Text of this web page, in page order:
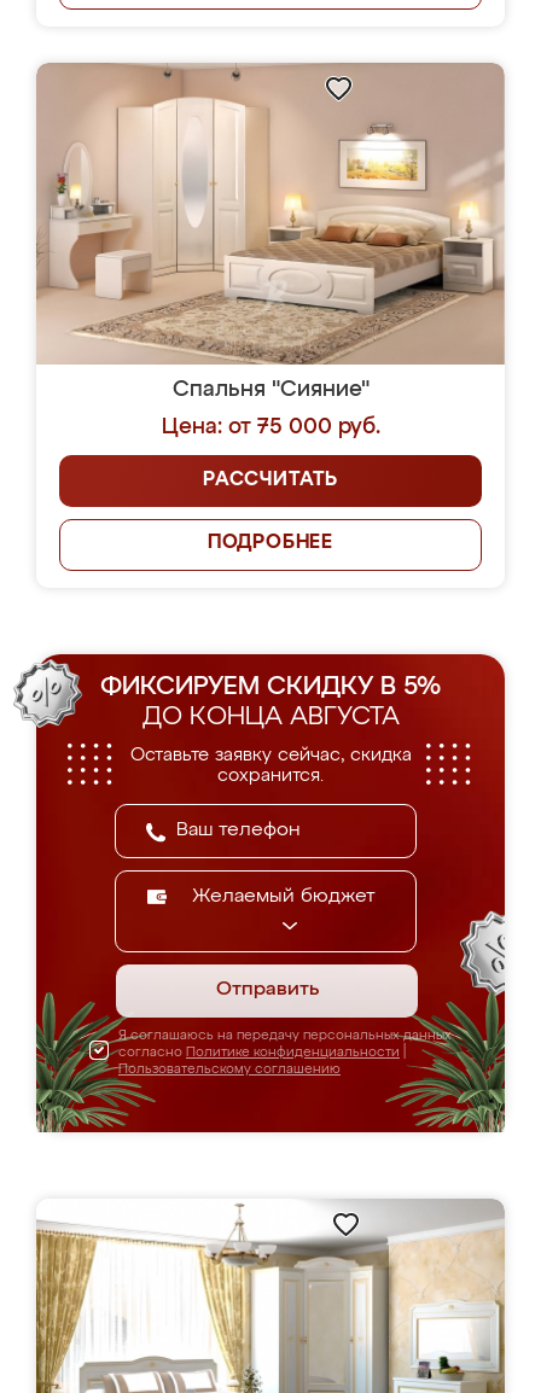
Спальня "Сияние"
Цена: от 75 000 руб.
РАССЧИТАТЬ
ПОДРОБНЕЕ
ФИКСИРУЕМ СКИДКУ В 5%
ДО КОНЦА АВГУСТА
Оставьте заявку сейчас, скидка
сохранится.
Желаемый бюджет
Отправить
Я соглашаюсь на передачу персональных данных
согласно Политике конфиденциальности
Пользовательскому соглашению